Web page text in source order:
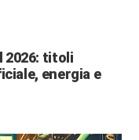
2026: titoli
energia e